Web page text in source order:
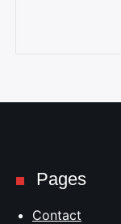
Pages
Contact